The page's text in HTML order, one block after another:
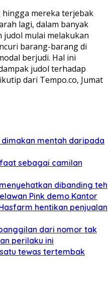
mereka terjebak
lagi, dalam banyak
judol mulai melakukan
barang-barang di
berjudi. Hal ini
judol terhadap
dari Tempo.co, Jumat
mentah daripada
sebagai camilan
dibanding teh
Pink demo Kantor
hentikan penjualan
dari nomor tak
perilaku ini
tewas tertembak